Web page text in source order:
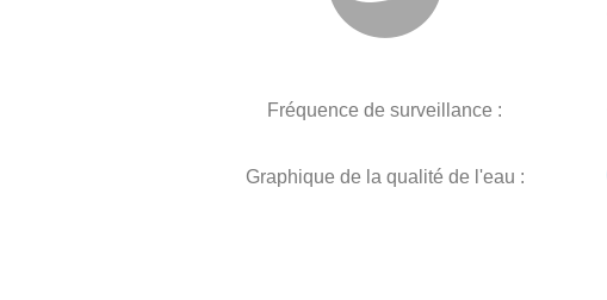
Fréquence de surveillance :
Graphique de la qualité de l'eau :